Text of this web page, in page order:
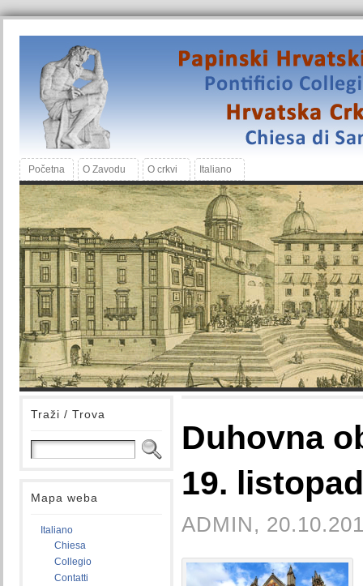
Početna O Zavodu O crkvi Italiano
Traži / Trova
Mapa weba
Italiano
Chiesa
Collegio
Contatti
Duhovna
19.
ADMIN,